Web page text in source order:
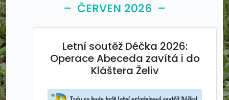
– ČERVEN 2026 –
Letní soutěž Déčka 2026:
Operace Abeceda zavítá i do
Kláštera Želiv